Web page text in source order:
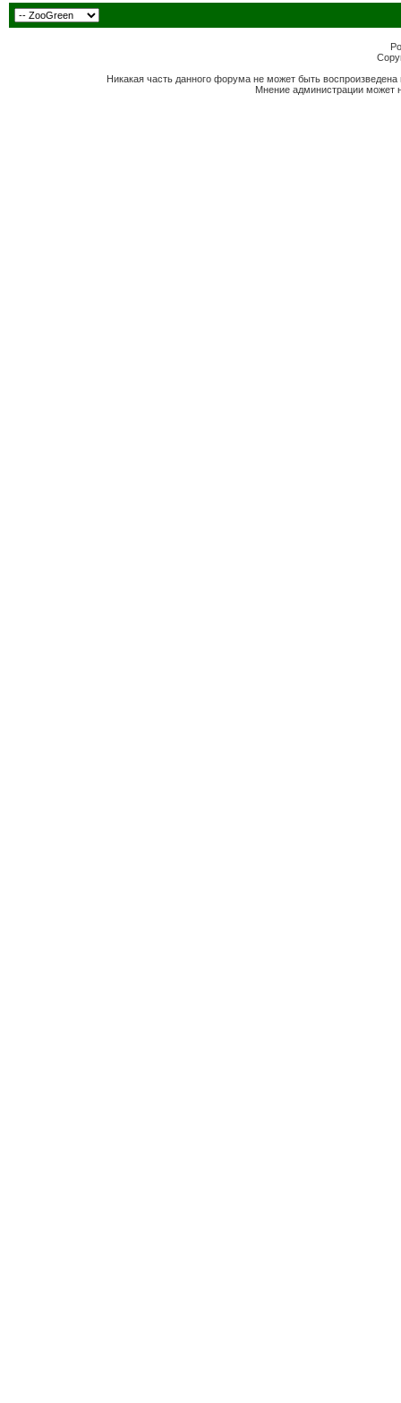
Никакая часть данного форума не может быть
Мнение администрации может